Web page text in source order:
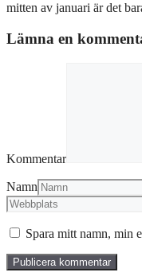
mitten av januari är det
Lämna en
Kommentar
Namn
Spara mitt namn, min